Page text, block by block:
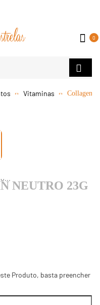
0
Vitaminas Collagen
NEUTRO 23G
Produto, basta preencher